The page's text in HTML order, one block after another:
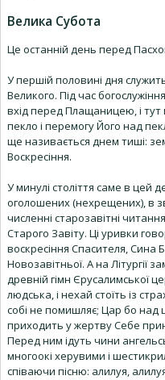
Велика Субота
Це останній день перед
У першій половині дня
Великого. Під час
вхід перед Плащаницею, і
пекло і перемогу Його над
ще називається днем тиші:
Воскресіння.
У минулі століття саме в цей
оголошених (нехрещених), в
численні старозавітні
Старого Завіту. Ці уривки
воскресіння Спасителя, Сина
Новозавітньої. А на Літургії
древній гімн Єрусалимської
людська, і нехай стоїть із
собі не помишляє; Цар бо над
приходить у жертву Себе
Перед ним ідуть чини
многоокі херувими і
співаючи пісню: алилуя,